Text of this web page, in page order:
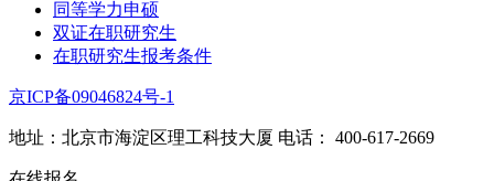
同等学力申硕
双证在职研究生
在职研究生报考条件
京ICP备09046824号-1
地址：北京市海淀区理工科技大厦 电话： 400-617-2669